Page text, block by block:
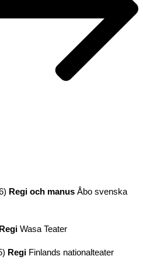
Regi och manus Åbo svenska
Regi Wasa Teater
Regi Finlands nationalteater